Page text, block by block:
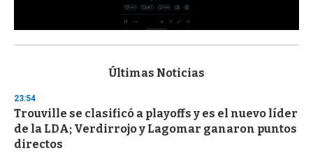
s
d
s
o
f
3
Últimas Noticias
23:54
Trouville se clasificó a playoffs y es el nuevo líder
de la LDA; Verdirrojo y Lagomar ganaron puntos
directos